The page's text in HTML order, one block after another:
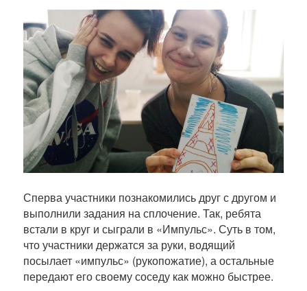
е
к
с
т
п
у
б
и
к
ц
и
и
Сперва участники познакомились друг с другом и
выполнили задания на сплочение. Так, ребята
встали в круг и сыграли в «Импульс». Суть в том,
что участники держатся за руки, водящий
посылает «импульс» (рукопожатие), а остальные
передают его своему соседу как можно быстрее.